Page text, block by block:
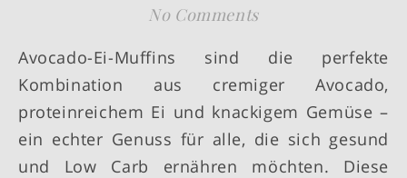
No Comments
Avocado-Ei-Muffins sind die perfekte
Kombination aus cremiger Avocado,
proteinreichem Ei und knackigem Gemüse –
ein echter Genuss für alle, die sich gesund
und Low Carb ernähren möchten. Diese